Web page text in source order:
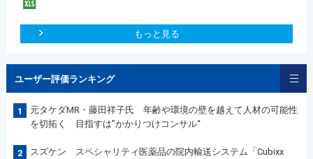
もっと見る
ユーザー評価ランキング
1
元タケダMR・藤田祥子氏 年齢や環境の壁を越えて人材の可能性
を切拓く 目指すは”かかりつけコンサル“
2
スズケン スペシャリティ医薬品の院内輸送システム「Cubixx